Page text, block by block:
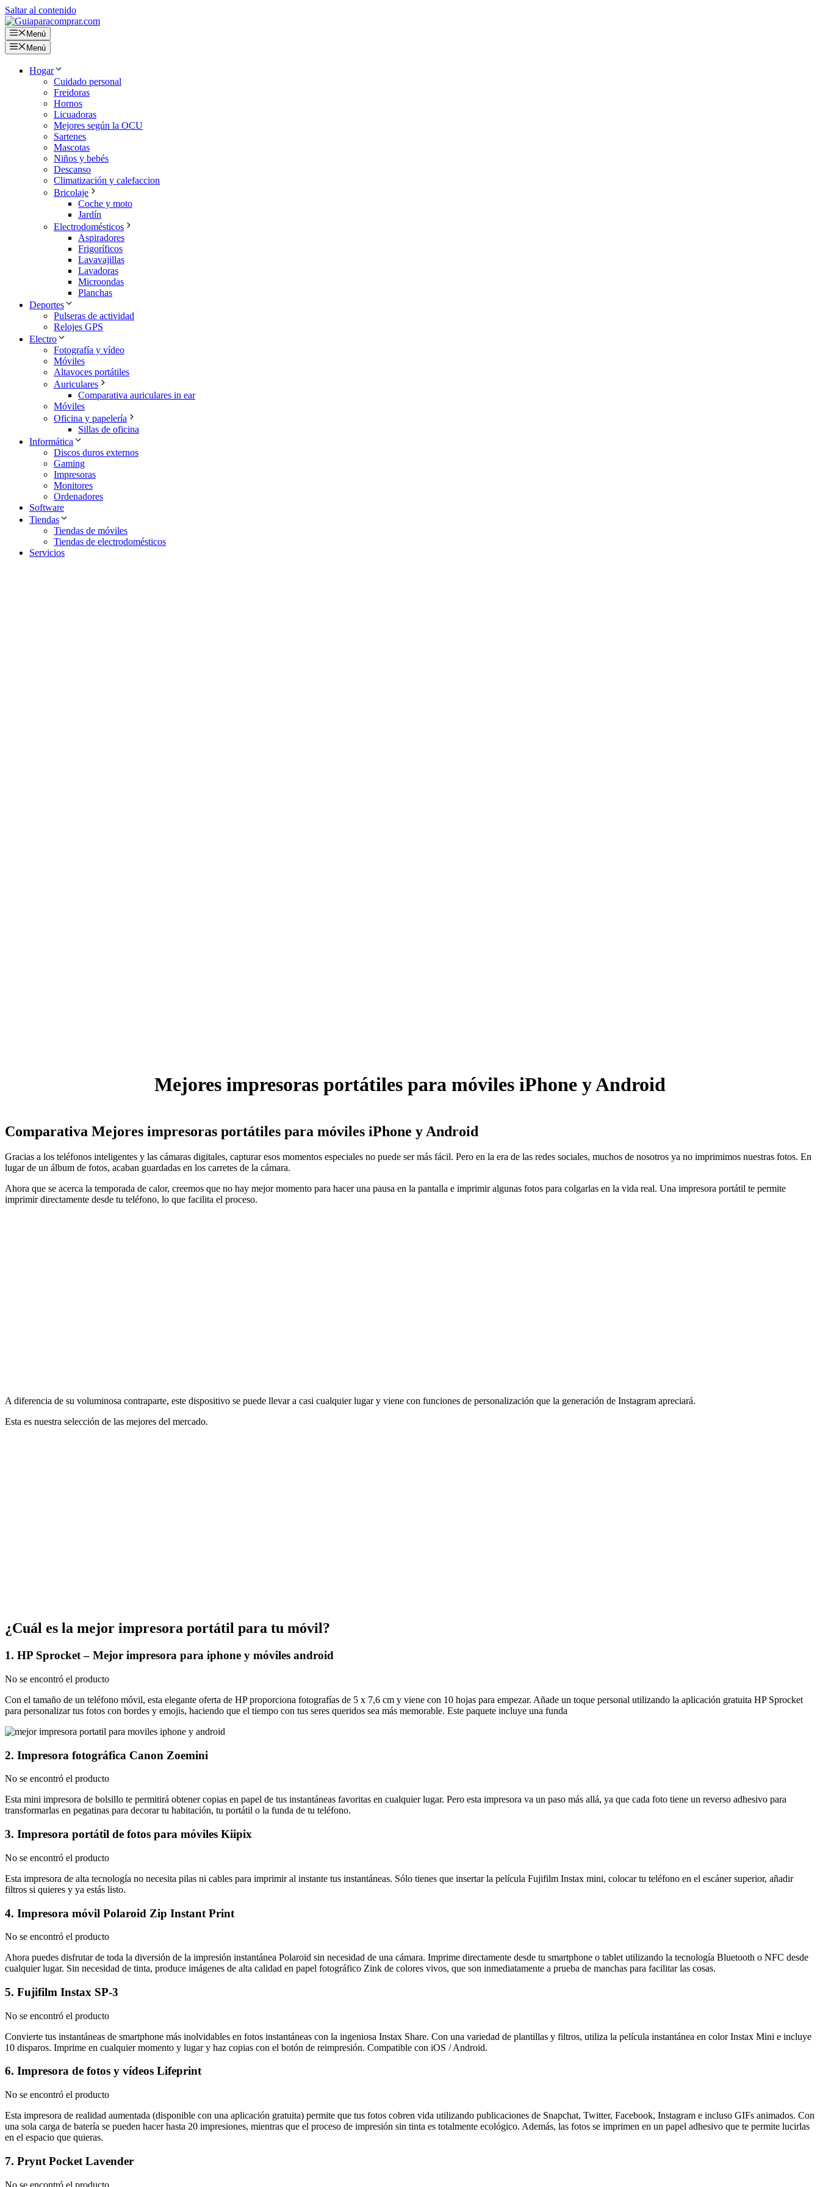
Saltar al contenido
Menú
Menú
Hogar
Cuidado personal
Freidoras
Hornos
Licuadoras
Mejores según la OCU
Sartenes
Mascotas
Niños y bebés
Descanso
Climatización y calefaccion
Bricolaje
Coche y moto
Jardín
Electrodomésticos
Aspiradores
Frigoríficos
Lavavajillas
Lavadoras
Microondas
Planchas
Deportes
Pulseras de actividad
Relojes GPS
Electro
Fotografía y vídeo
Móviles
Altavoces portátiles
Auriculares
Comparativa auriculares in ear
Móviles
Oficina y papelería
Sillas de oficina
Informática
Discos duros externos
Gaming
Impresoras
Monitores
Ordenadores
Software
Tiendas
Tiendas de móviles
Tiendas de electrodomésticos
Servicios
Mejores impresoras portátiles para móviles iPhone y Android
Comparativa Mejores impresoras portátiles para móviles iPhone y Android
Gracias a los teléfonos inteligentes y las cámaras digitales, capturar esos momentos especiales no puede ser más fácil. Pero en la era de las redes sociales, muchos de nosotros ya no imprimimos nuestras fotos. En
lugar de un álbum de fotos, acaban guardadas en los carretes de la cámara.
Ahora que se acerca la temporada de calor, creemos que no hay mejor momento para hacer una pausa en la pantalla e imprimir algunas fotos para colgarlas en la vida real. Una impresora portátil te permite
imprimir directamente desde tu teléfono, lo que facilita el proceso.
A diferencia de su voluminosa contraparte, este dispositivo se puede llevar a casi cualquier lugar y viene con funciones de personalización que la generación de Instagram apreciará.
Esta es nuestra selección de las mejores del mercado.
¿Cuál es la mejor impresora portátil para tu móvil?
1. HP Sprocket – Mejor impresora para iphone y móviles android
No se encontró el producto
Con el tamaño de un teléfono móvil, esta elegante oferta de HP proporciona fotografías de 5 x 7,6 cm y viene con 10 hojas para empezar. Añade un toque personal utilizando la aplicación gratuita HP Sprocket
para personalizar tus fotos con bordes y emojis, haciendo que el tiempo con tus seres queridos sea más memorable. Este paquete incluye una funda
2. Impresora fotográfica Canon Zoemini
No se encontró el producto
Esta mini impresora de bolsillo te permitirá obtener copias en papel de tus instantáneas favoritas en cualquier lugar. Pero esta impresora va un paso más allá, ya que cada foto tiene un reverso adhesivo para
transformarlas en pegatinas para decorar tu habitación, tu portátil o la funda de tu teléfono.
3. Impresora portátil de fotos para móviles Kiipix
No se encontró el producto
Esta impresora de alta tecnología no necesita pilas ni cables para imprimir al instante tus instantáneas. Sólo tienes que insertar la película Fujifilm Instax mini, colocar tu teléfono en el escáner superior, añadir
filtros si quieres y ya estás listo.
4. Impresora móvil Polaroid Zip Instant Print
No se encontró el producto
Ahora puedes disfrutar de toda la diversión de la impresión instantánea Polaroid sin necesidad de una cámara. Imprime directamente desde tu smartphone o tablet utilizando la tecnología Bluetooth o NFC desde
cualquier lugar. Sin necesidad de tinta, produce imágenes de alta calidad en papel fotográfico Zink de colores vivos, que son inmediatamente a prueba de manchas para facilitar las cosas.
5. Fujifilm Instax SP-3
No se encontró el producto
Convierte tus instantáneas de smartphone más inolvidables en fotos instantáneas con la ingeniosa Instax Share. Con una variedad de plantillas y filtros, utiliza la película instantánea en color Instax Mini e incluye
10 disparos. Imprime en cualquier momento y lugar y haz copias con el botón de reimpresión. Compatible con iOS / Android.
6. Impresora de fotos y vídeos Lifeprint
No se encontró el producto
Esta impresora de realidad aumentada (disponible con una aplicación gratuita) permite que tus fotos cobren vida utilizando publicaciones de Snapchat, Twitter, Facebook, Instagram e incluso GIFs animados. Con
una sola carga de batería se pueden hacer hasta 20 impresiones, mientras que el proceso de impresión sin tinta es totalmente ecológico. Además, las fotos se imprimen en un papel adhesivo que te permite lucirlas
en el espacio que quieras.
7. Prynt Pocket Lavender
No se encontró el producto